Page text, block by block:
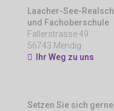
Laacher-See-
und Fachoberschule
Fallerstrasse 49
56743 Mendig
Ihr Weg zu uns
Setzen Sie sich gerne